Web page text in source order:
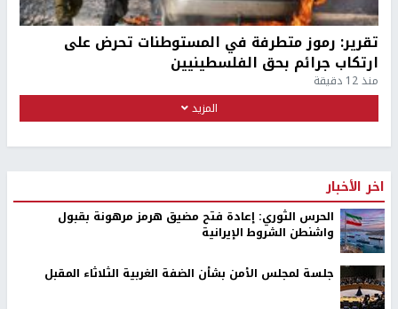
تقرير: رموز متطرفة في المستوطنات تحرض على
ارتكاب جرائم بحق الفلسطينيين
منذ 12 دقيقة
المزيد
اخر الأخبار
الحرس الثوري: إعادة فتح مضيق هرمز مرهونة بقبول
واشنطن الشروط الإيرانية
جلسة لمجلس الأمن بشأن الضفة الغربية الثلاثاء المقبل